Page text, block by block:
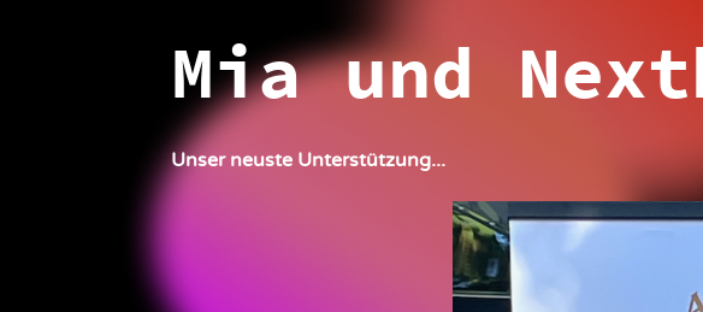
Mia und
Unser neuste Unterstützung...